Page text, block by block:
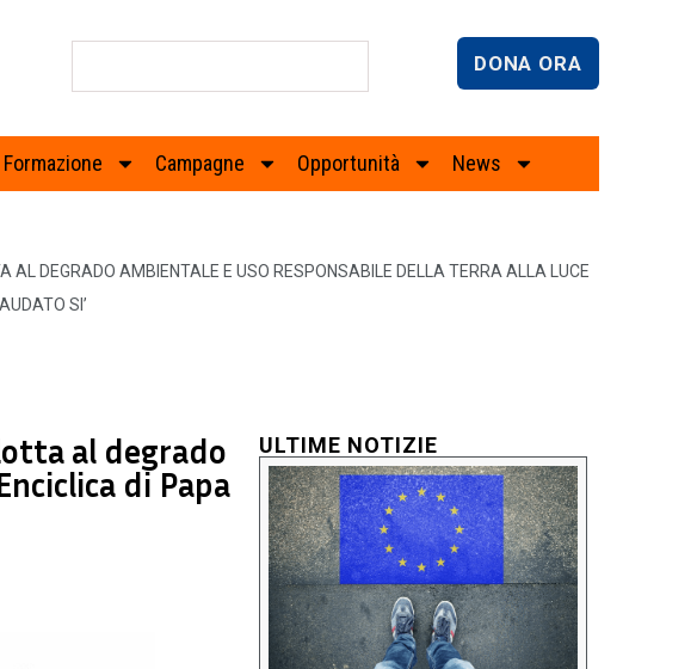
DONA ORA
Formazione Campagne Opportunità News
AL DEGRADO AMBIENTALE E USO RESPONSABILE DELLA TERRA ALLA LUCE
SI’
al degrado
di Papa
ULTIME NOTIZIE